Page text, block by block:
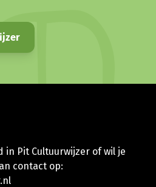
in Pit Cultuurwijzer of wil je
contact op: